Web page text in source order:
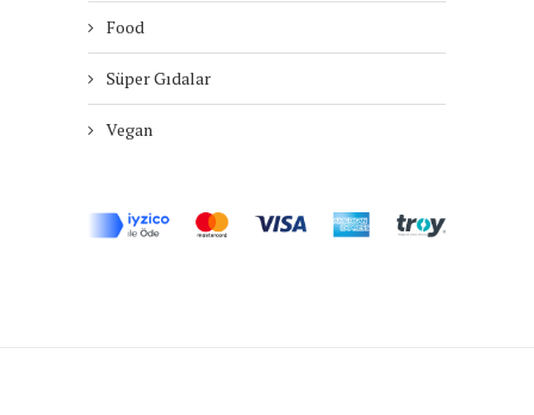
Food
Süper Gıdalar
Vegan